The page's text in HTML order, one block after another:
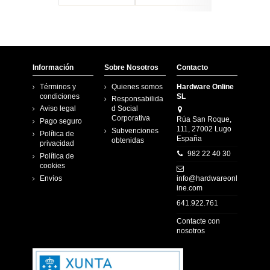
Información
Términos y
condiciones
Aviso legal
Pago seguro
Política de
privacidad
Política de
cookies
Envíos
Sobre Nosotros
Quienes somos
Responsabilida
d Social
Corporativa
Subvenciones
obtenidas
Contacto
Hardware Online
SL
Rúa San Roque,
111, 27002 Lugo
España
982 22 40 30
info@hardwareonl
ine.com
641.922.761
Contacte con
nosotros